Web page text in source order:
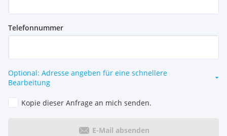
Telefonnummer
Optional: Adresse angeben für eine schnellere
Bearbeitung
Kopie dieser Anfrage an mich senden.
E-Mail absenden